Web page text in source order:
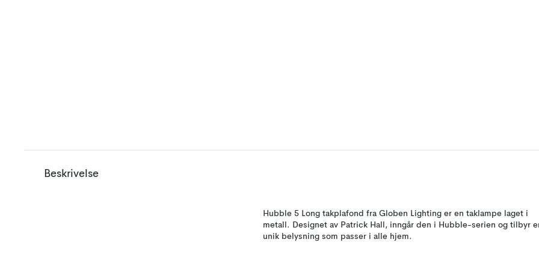
Beskrivelse
Hubble 5 Long takplafond fra Globen Lighting er en taklampe laget i
metall. Designet av Patrick Hall, inngår den i Hubble-serien og tilbyr
unik belysning som passer i alle hjem.